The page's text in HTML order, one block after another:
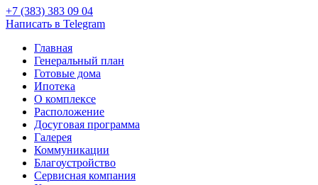
+7 (383) 383 09 04
Написать в Telegram
Главная
Генеральный план
Готовые дома
Ипотека
О комплексе
Расположение
Досуговая программа
Галерея
Коммуникации
Благоустройство
Сервисная компания